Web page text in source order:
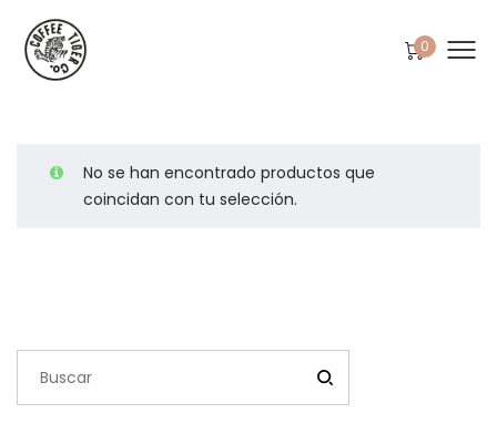
0
No se han encontrado productos que
coincidan con tu selección.